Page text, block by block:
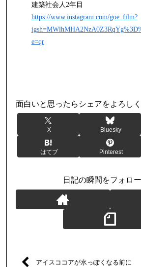
建築社会人2年目
https://www.instagram.com/goe_film?
e=qr
面白いと思ったらシェアをよろし
X Bluesky
はてブ Pinterest
日記の瞬間をフォロ
アイスココアが水っぽくなる前に